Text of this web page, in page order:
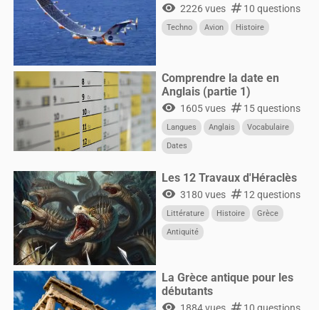
visibility 2226 vues numbers10 questions
Techno Avion Histoire
Comprendre la date en
Anglais (partie 1)
visibility 1605 vues numbers15 questions
Langues Anglais
Vocabulaire
Dates
Les 12 Travaux d'Héraclès
visibility 3180 vues numbers12 questions
Littérature Histoire
Grèce
Antiquité
La Grèce antique pour les
débutants